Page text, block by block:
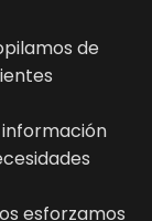
de
esforzamos